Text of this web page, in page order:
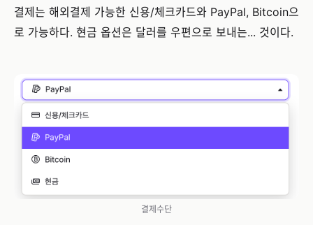
결제는 해외결제 가능한 신용/체크카드와 PayPal, Bitcoin으
로 가능하다. 현금 옵션은 달러를 우편으로 보내는... 것이다.
결제수단